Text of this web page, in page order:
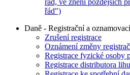
řád, ve znění pozdějších
řád")
Daně - Registrační a
Zrušení registrace
Oznámení změny
Registrace fyzické osoby
Registrace distributora